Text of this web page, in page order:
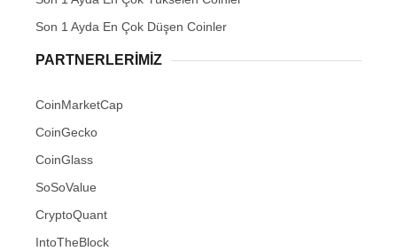
Son 1 Ayda En Çok Düşen Coinler
PARTNERLERIMIZ
CoinMarketCap
CoinGecko
CoinGlass
SoSoValue
CryptoQuant
IntoTheBlock